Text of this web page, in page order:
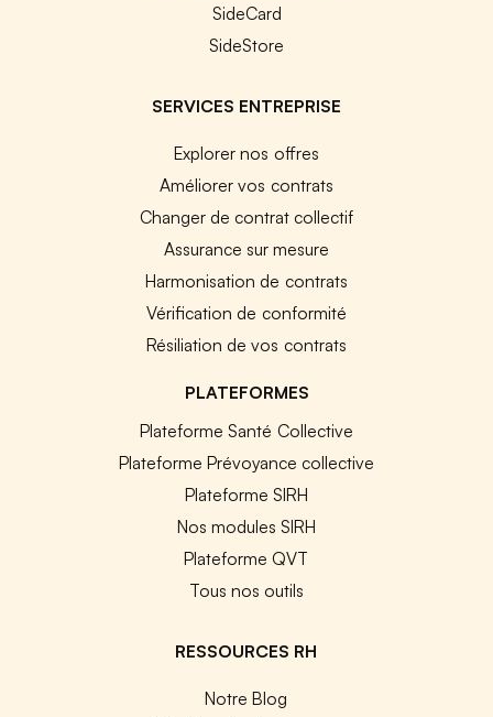
SideCard
SideStore
SERVICES ENTREPRISE
Explorer nos offres
Améliorer vos contrats
Changer de contrat collectif
Assurance sur mesure
Harmonisation de contrats
Vérification de conformité
Résiliation de vos contrats
PLATEFORMES
Plateforme Santé Collective
Plateforme Prévoyance collective
Plateforme SIRH
Nos modules SIRH
Plateforme QVT
Tous nos outils
RESSOURCES RH
Notre Blog